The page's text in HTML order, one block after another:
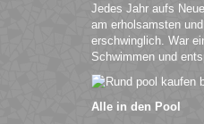
Jedes Jahr aufs
am erholsamsten
erschwinglich. War
Schwimmen und
Alle in den Pool